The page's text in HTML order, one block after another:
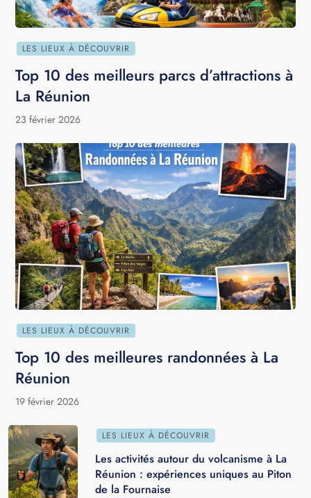
LES LIEUX À DÉCOUVRIR
Top 10 des meilleurs parcs d’attractions à
La Réunion
23 février 2026
LES LIEUX À DÉCOUVRIR
Top 10 des meilleures randonnées à La
Réunion
19 février 2026
LES LIEUX À DÉCOUVRIR
Les activités autour du volcanisme à La
Réunion : expériences uniques au Piton
de la Fournaise